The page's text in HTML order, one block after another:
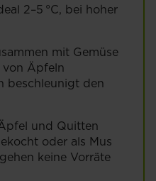
2–5 °C, bei hoher
mit Gemüse
von Äpfeln
beschleunigt den
und Quitten
oder als Mus
keine Vorräte